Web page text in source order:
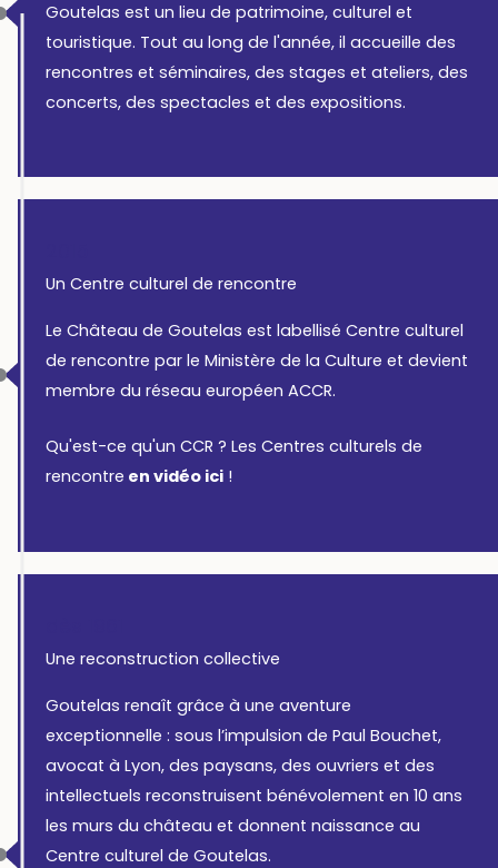
Goutelas est un lieu de patrimoine, culturel et
touristique. Tout au long de l'année, il accueille des
rencontres et séminaires, des stages et ateliers, des
concerts, des spectacles et des expositions.
Un Centre culturel de rencontre
Le Château de Goutelas est labellisé Centre culturel
de rencontre par le Ministère de la Culture et devient
membre du réseau européen ACCR.
Qu'est-ce qu'un CCR ? Les Centres culturels de
rencontre en vidéo ici !
Une reconstruction collective
Goutelas renaît grâce à une aventure
exceptionnelle : sous l’impulsion de Paul Bouchet,
avocat à Lyon, des paysans, des ouvriers et des
intellectuels reconstruisent bénévolement en 10 ans
les murs du château et donnent naissance au
Centre culturel de Goutelas.